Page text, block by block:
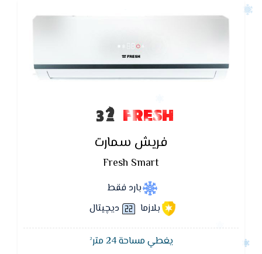
FRESH
فريش سمارت
Fresh Smart
بارد فقط
بلازما
ديچيتال
يغطي مساحة 24 متر²